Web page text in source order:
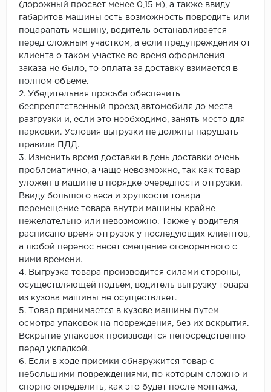
(дорожный просвет менее 0,15 м), а также ввиду
габаритов машины есть возможность повредить или
поцарапать машину, водитель останавливается
перед сложным участком, а если предупреждения от
клиента о таком участке во время оформления
заказа не было, то оплата за доставку взимается в
полном объеме.
2. Убедительная просьба обеспечить
беспрепятственный проезд автомобиля до места
разгрузки и, если это необходимо, занять место для
парковки. Условия выгрузки не должны нарушать
правила ПДД.
3. Изменить время доставки в день доставки очень
проблематично, а чаще невозможно, так как товар
уложен в машине в порядке очередности отгрузки.
Ввиду большого веса и хрупкости товара
перемещение товара внутри машины крайне
нежелательно или невозможно. Также у водителя
расписано время отгрузок у последующих клиентов,
а любой перенос несет смещение оговоренного с
ними времени.
4. Выгрузка товара производится силами стороны,
осуществляющей подъем, водитель выгрузку товара
из кузова машины не осуществляет.
5. Товар принимается в кузове машины путем
осмотра упаковок на повреждения, без их вскрытия.
Вскрытие упаковок производится непосредственно
перед укладкой.
6. Если в ходе приемки обнаружится товар с
небольшими повреждениями, по которым сложно и
спорно определить, как это будет после монтажа,